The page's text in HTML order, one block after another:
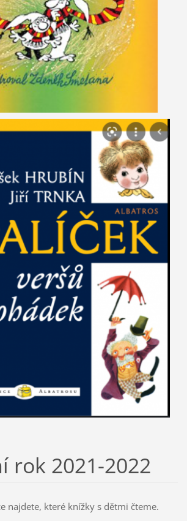
rok 2021-2022
najdete, které knížky s dětmi čteme.